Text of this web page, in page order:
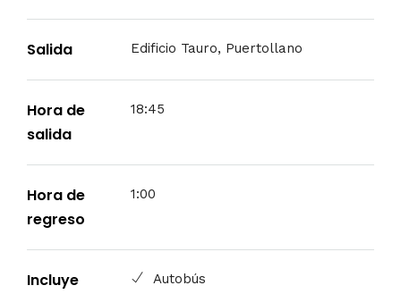
Salida Edificio Tauro, Puertollano
Hora de
salida
18:45
Hora de
regreso
1:00
Incluye Autobús